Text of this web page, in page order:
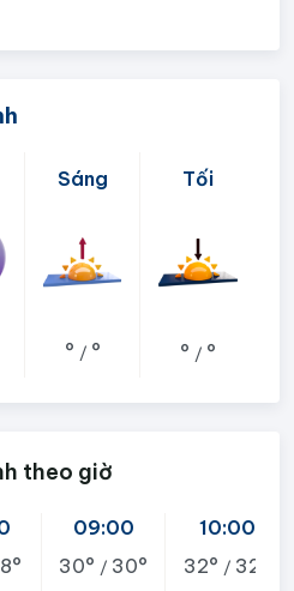
Sáng
° / °
Tối
° / °
theo giờ
09:00
30° / 30°
10:00
32° / 32°